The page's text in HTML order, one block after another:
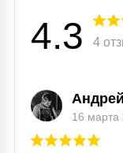
4.3 4
16 марта